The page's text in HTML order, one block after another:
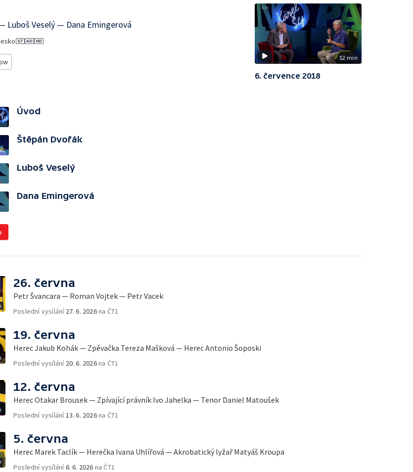
Luboš Veselý — Dana Emingerová
Úvod
Štěpán Dvořák
Luboš Veselý
Dana Emingerová
52 min
6. července 2018
26. června
Petr Švancara — Roman Vojtek — Petr Vacek
Poslední vysílání 27. 6. 2026na ČT1
19. června
Herec Jakub Kohák — Zpěvačka Tereza Mašková — Herec Antonio Šoposki
Poslední vysílání 20. 6. 2026na ČT1
12. června
Herec Otakar Brousek — Zpívající právník Ivo Jahelka — Tenor Daniel Matoušek
Poslední vysílání13. 6. 2026na ČT1
5. června
Herec Marek Taclík — Herečka Ivana Uhlířová — Akrobatický lyžař Matyáš Kroupa
Poslední vysílání6. 6. 2026 na ČT1